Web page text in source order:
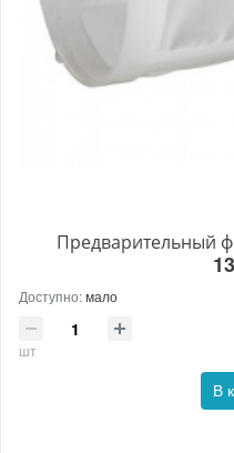
Предварительный
Доступно:мало
шт
В